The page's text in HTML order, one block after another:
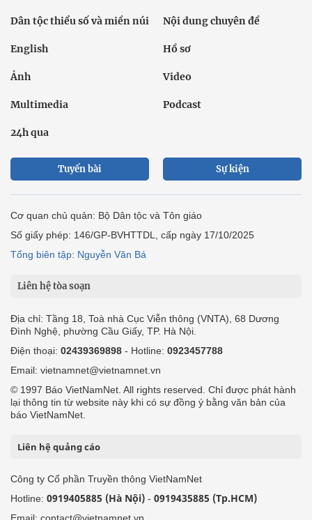
Dân tộc thiểu số và miền núi Nội dung chuyên đề
English Hồ sơ
Ảnh Video
Multimedia Podcast
24h qua
Tuyến bài Sự kiện
Cơ quan chủ quản: Bộ Dân tộc và Tôn giáo
Số giấy phép: 146/GP-BVHTTDL, cấp ngày 17/10/2025
Tổng biên tập: Nguyễn Văn Bá
Liên hệ tòa soạn
Địa chỉ: Tầng 18, Toà nhà Cục Viễn thông (VNTA), 68 Dương
Đình Nghệ, phường Cầu Giấy, TP. Hà Nội.
Điện thoại: 02439369898 - Hotline: 0923457788
Email: vietnamnet@vietnamnet.vn
© 1997 Báo VietNamNet. All rights reserved. Chỉ được phát hành
lại thông tin từ website này khi có sự đồng ý bằng văn bản của
báo VietNamNet.
Liên hệ quảng cáo
Công ty Cổ phần Truyền thông VietNamNet
Hotline: 0919405885 (Hà Nội) - 0919435885 (Tp.HCM)
Email: contact@vietnamnet.vn